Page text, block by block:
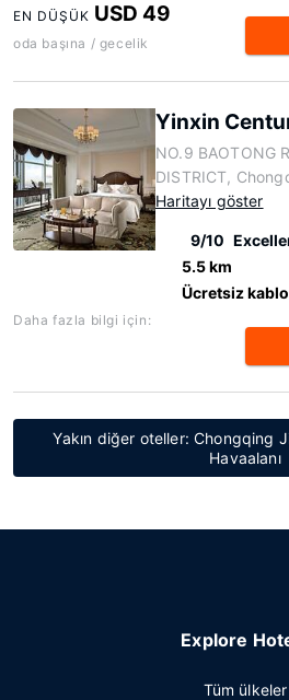
EN DÜŞÜK USD 49
oda başına / gecelik
Yinxin
NO.9 BAOTONG
DISTRICT,
Haritayı göster
9/10
5.5 km
Ücretsiz
Daha fazla bilgi için:
Yakın diğer oteller: Chongqing
Havaalanı
Explore
Tüm ülkeler